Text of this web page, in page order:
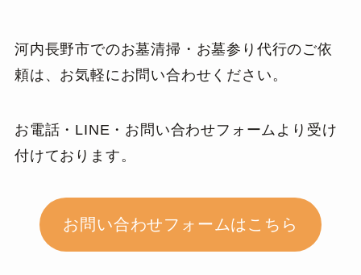
河内長野市でのお墓清掃・お墓参り代行のご依
頼は、お気軽にお問い合わせください。
お電話・LINE・お問い合わせフォームより受け
付けております。
お問い合わせフォームはこちら